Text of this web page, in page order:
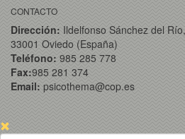
CONTACTO
Dirección: Ildelfonso Sánchez del
33001 Oviedo (España)
Teléfono: 985 285 778
Fax:985 281 374
Email: psicothema@cop.es